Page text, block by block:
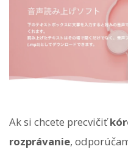
Ak si chcete precvičiť
rozprávanie,